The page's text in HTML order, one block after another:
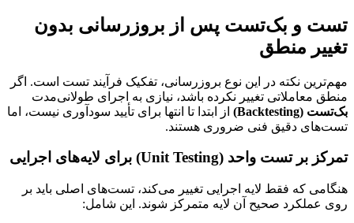
تست و بک‌تست پس از بروزرسانی بدون
تغییر منطق
مهم‌ترین نکته در این نوع بروزرسانی، تفکیک فرآیند تست است. اگر
منطق معاملاتی تغییر نکرده باشد، نیازی به اجرای طولانی‌مدت
بک‌تست (Backtesting)
از ابتدا تا انتها برای تأیید سودآوری نیست، اما
تست‌های دقیق فنی ضروری هستند.
تمرکز بر تست واحد (Unit Testing) برای لایه‌های اجرایی
هنگامی که فقط لایه اجرایی تغییر می‌کند، تست‌های اصلی باید بر
روی عملکرد صحیح آن لایه متمرکز شوند. این شامل: